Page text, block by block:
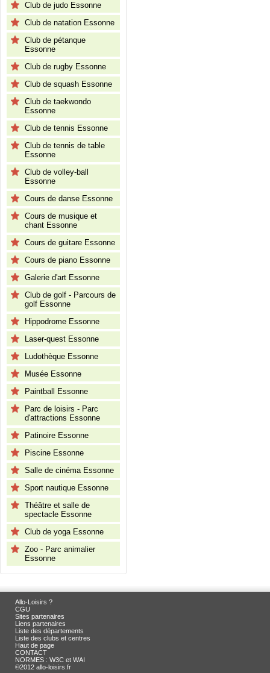
Club de judo Essonne
Club de natation Essonne
Club de pétanque
Essonne
Club de rugby Essonne
Club de squash Essonne
Club de taekwondo
Essonne
Club de tennis Essonne
Club de tennis de table
Essonne
Club de volley-ball
Essonne
Cours de danse Essonne
Cours de musique et
chant Essonne
Cours de guitare Essonne
Cours de piano Essonne
Galerie d'art Essonne
Club de golf - Parcours de
golf Essonne
Hippodrome Essonne
Laser-quest Essonne
Ludothèque Essonne
Musée Essonne
Paintball Essonne
Parc de loisirs - Parc
d'attractions Essonne
Patinoire Essonne
Piscine Essonne
Salle de cinéma Essonne
Sport nautique Essonne
Théâtre et salle de
spectacle Essonne
Club de yoga Essonne
Zoo - Parc animalier
Essonne
Allo-Loisirs ?
CGU
Sites partenaires
Liens partenaires
Liste des départements
Liste des clubs et centres
Haut de page
CONTACT
NORMES : W3C et WAI
©2012 allo-loisirs.fr